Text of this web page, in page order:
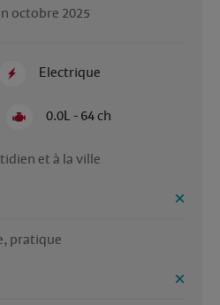
octobre 2025
Electrique
0.0L - 64 ch
et à la ville
pratique